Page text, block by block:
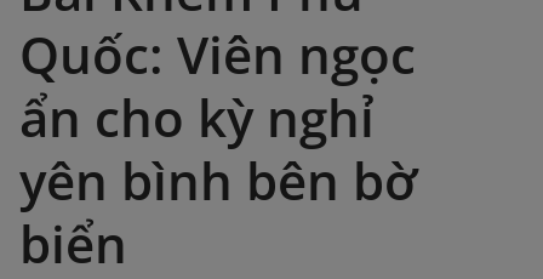
Quốc: Viên ngọc
ẩn cho kỳ nghỉ
yên bình bên bờ
biển